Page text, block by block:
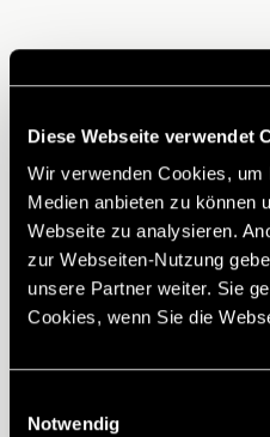
Diese Webseite verwendet
Wir verwenden Cookies,
Medien anbieten zu können
Webseite zu analysieren.
zur Webseiten-Nutzung
unsere Partner weiter. Sie
Cookies, wenn Sie die
Notwendig